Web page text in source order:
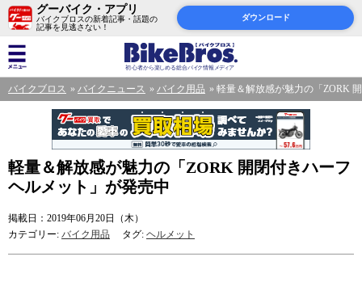
グーバイク・アプリ
バイクブロスの新着記事・話題の
記事を見逃さない！
ダウンロード
バイクブロス バイクニュース バイク用品 軽量＆解放感が魅力の「ZORK
軽量＆解放感が魅力の「ZORK 開閉付きハーフ
ヘルメット」が発売中
掲載日：2019年06月20日（木）
カテゴリー: バイク用品 タグ: ヘルメット